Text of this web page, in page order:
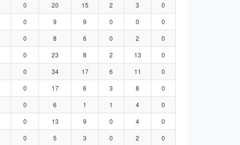
0 20 15 2 3
0
0 9 9 0 0
0
0 8 6 0 2
0
0 23 8 2 13
0
0 34 17 6 11
0
0 17 6 3 8
0
0 6 1 1 4
0
0 13 9 0 4
0
0 5 3 0 2
0